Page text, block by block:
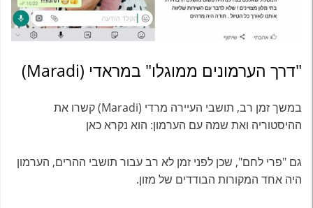
"דרך הערמונים ממוגלו" במראדי (Maradi)
במשך זמן רב, תושבי העיירה מרדי (Maradi) קשרו את
ההיסטוריה ואת שמה עם הערמון: הוא נקרא כאן
גם "פרי לחם", שכן לפני זמן לא רב עבור תושבי ההרים, הערמון
היה אחד המקורות הבודדים של מזון.